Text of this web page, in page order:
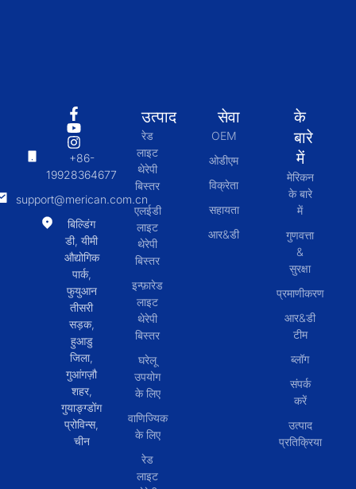
+86-
19928364677
support@merican.com.cn
बिल्डिंग
डी, यीमी
औद्योगिक
पार्क,
फुयुआन
तीसरी
सड़क,
हुआडु
जिला,
गुआंगज़ौ
शहर,
गुयाङ्ग्डोंग
प्रोविन्स,
चीन
उत्पाद
रेड
लाइट
थेरेपी
बिस्तर
एलईडी
लाइट
थेरेपी
बिस्तर
इन्फ़ारेड
लाइट
थेरेपी
बिस्तर
घरेलू
उपयोग
के लिए
वाणिज्यिक
के लिए
रेड
लाइट
सेवा
OEM
ओडीएम
विक्रेता
सहायता
आर&डी
के
बारे
में
मेरिकन
के बारे
में
गुणवत्ता
&
सुरक्षा
प्रमाणीकरण
आर&डी
टीम
ब्लॉग
संपर्क
करें
उत्पाद
प्रतिक्रिया